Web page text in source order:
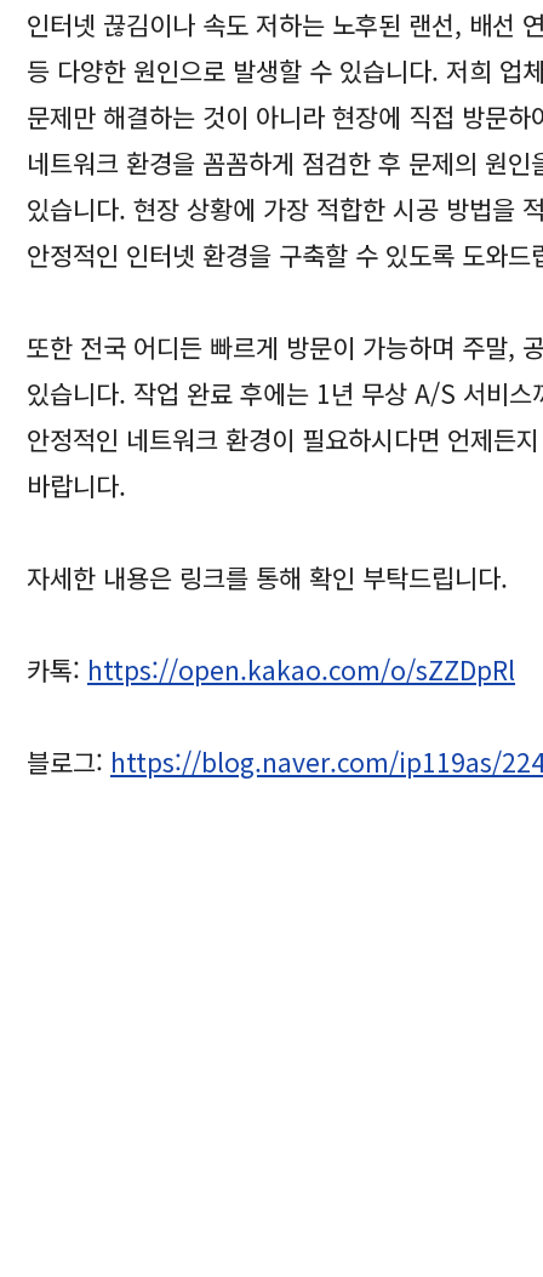
인터넷 끊김이나 속도 저하는 노후된 랜선, 배선
등 다양한 원인으로 발생할 수 있습니다. 저희 업
문제만 해결하는 것이 아니라 현장에 직접 방문
네트워크 환경을 꼼꼼하게 점검한 후 문제의 원
있습니다. 현장 상황에 가장 적합한 시공 방법을
안정적인 인터넷 환경을 구축할 수 있도록 도와드
또한 전국 어디든 빠르게 방문이 가능하며 주말,
있습니다. 작업 완료 후에는 1년 무상 A/S 서비스
안정적인 네트워크 환경이 필요하시다면 언제든
바랍니다.
자세한 내용은 링크를 통해 확인 부탁드립니다.
카톡: https://open.kakao.com/o/sZZDpRl
블로그: https://blog.naver.com/ip119as/